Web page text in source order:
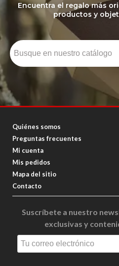
Encuentra el regalo más
productos y
Quiénes somos
Preguntas frecuentes
Mi cuenta
Mis pedidos
Mapa del sitio
Contacto
Suscríbete a nuestro
exclusivas y